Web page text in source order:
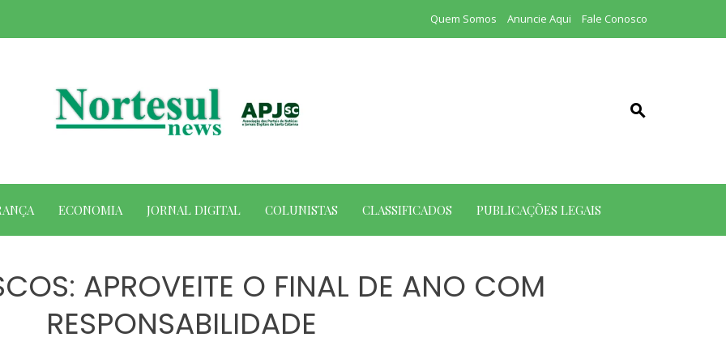
Quem Somos Anuncie Aqui Fale Conosco
ECONOMIA JORNAL DIGITAL COLUNISTAS CLASSIFICADOS PUBLICAÇÕES LEGAIS
APROVEITE O FINAL DE ANO COM
RESPONSABILIDADE